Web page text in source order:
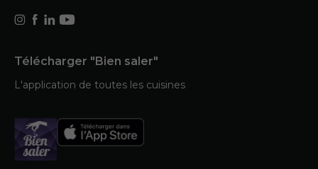
Télécharger "Bien saler"
L'application de toutes les cuisines